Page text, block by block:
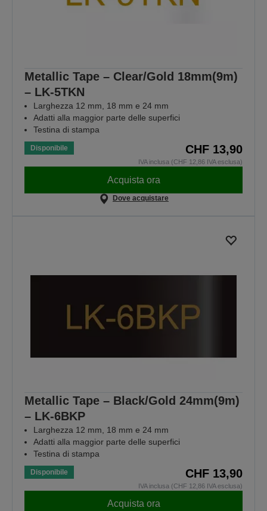
Metallic Tape – Clear/Gold 18mm(9m)
– LK-5TKN
Larghezza 12 mm, 18 mm e 24 mm
Adatti alla maggior parte delle superfici
Testina di stampa
Disponibile CHF 13,90
IVA inclusa (CHF 12,86 IVA esclusa)
Acquista ora
Dove acquistare
Metallic Tape – Black/Gold 24mm(9m)
– LK-6BKP
Larghezza 12 mm, 18 mm e 24 mm
Adatti alla maggior parte delle superfici
Testina di stampa
Disponibile CHF 13,90
IVA inclusa (CHF 12,86 IVA esclusa)
Acquista ora